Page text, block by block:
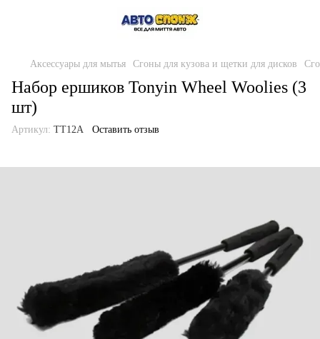
Аксессуары для мытья Сгоны для кузова и щетки для дисков
Набор ершиков Tonyin Wheel Woolies (3
шт)
Артикул: TT12A Оставить отзыв